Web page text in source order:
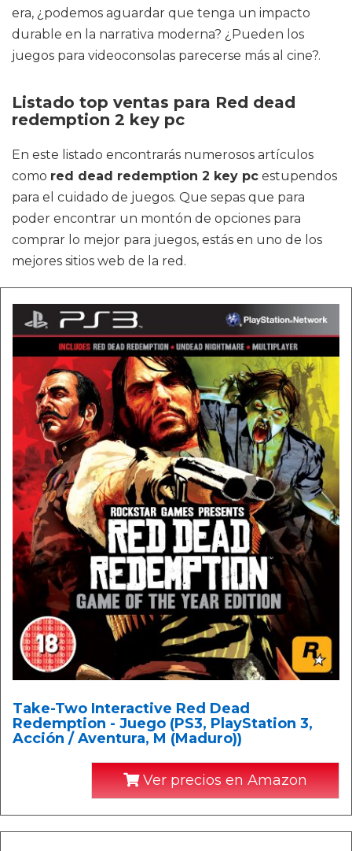
era, ¿podemos aguardar que tenga un impacto
durable en la narrativa moderna? ¿Pueden los
juegos para videoconsolas parecerse más al cine?.
Listado top ventas para Red dead
redemption 2 key pc
En este listado encontrarás numerosos artículos
como red dead redemption 2 key pc estupendos
para el cuidado de juegos. Que sepas que para
poder encontrar un montón de opciones para
comprar lo mejor para juegos, estás en uno de los
mejores sitios web de la red.
Take-Two Interactive Red Dead
Redemption - Juego (PS3, PlayStation 3,
Acción / Aventura, M (Maduro))
Ver precios en Amazon